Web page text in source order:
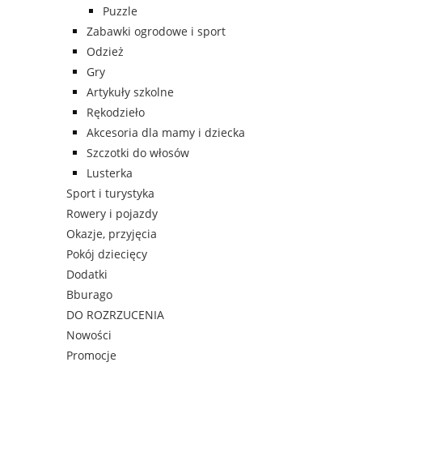
Puzzle
Zabawki ogrodowe i sport
Odzież
Gry
Artykuły szkolne
Rękodzieło
Akcesoria dla mamy i dziecka
Szczotki do włosów
Lusterka
Sport i turystyka
Rowery i pojazdy
Okazje, przyjęcia
Pokój dziecięcy
Dodatki
Bburago
DO ROZRZUCENIA
Nowości
Promocje